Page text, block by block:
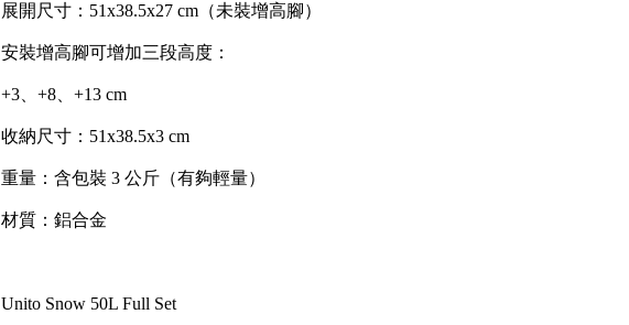
展開尺寸：51x38.5x27 cm（未裝增高腳）
安裝增高腳可增加三段高度：
+3、+8、+13 cm
收納尺寸：51x38.5x3 cm
重量：含包裝 3 公斤（有夠輕量）
材質：鋁合金
Unito Snow 50L Full Set